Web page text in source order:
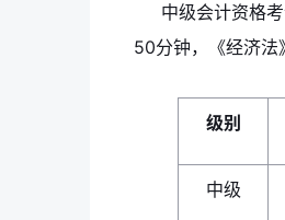
中级会计资格
50分钟，《经济法
级别
中级